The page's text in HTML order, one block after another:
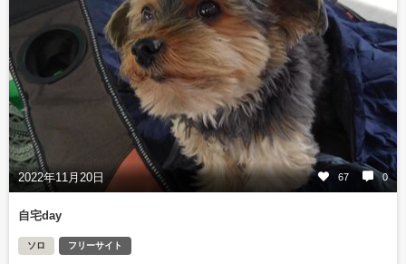
2022年11月20日 67 0
自宅day
ソロ フリーサイト